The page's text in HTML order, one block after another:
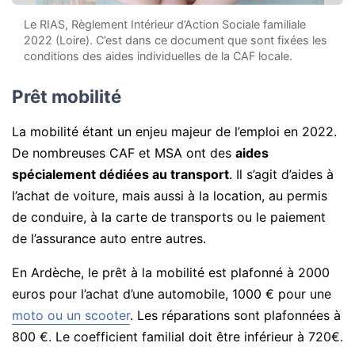
Le RIAS, Règlement Intérieur d’Action Sociale familiale
2022 (Loire). C’est dans ce document que sont fixées les
conditions des aides individuelles de la CAF locale.
Prêt mobilité
La mobilité étant un enjeu majeur de l’emploi en 2022.
De nombreuses CAF et MSA ont des aides
spécialement dédiées au transport. Il s’agit d’aides à
l’achat de voiture, mais aussi à la location, au permis
de conduire, à la carte de transports ou le paiement
de l’assurance auto entre autres.
En Ardèche, le prêt à la mobilité est plafonné à 2000
euros pour l’achat d’une automobile, 1000 € pour une
moto ou un scooter. Les réparations sont plafonnées à
800 €. Le coefficient familial doit être inférieur à 720€.